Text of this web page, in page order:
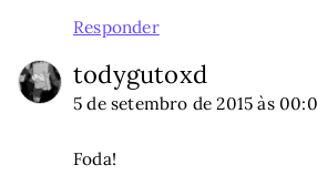
Responder
todygutoxd
5 de setembro de 2015 às
Foda!